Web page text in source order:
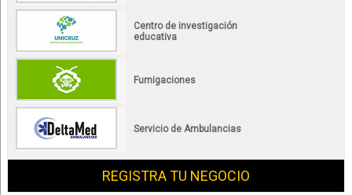
Centro de investigación
educativa
Fumigaciones
Servicio de Ambulancias
REGISTRA TU NEGOCIO